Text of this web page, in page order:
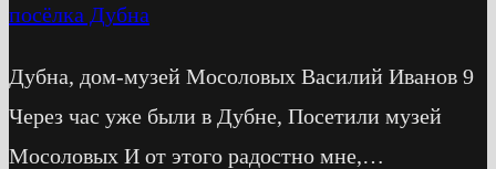
посёлка Дубна
Дубна, дом-музей Мосоловых Василий Иванов 9
Через час уже были в Дубне, Посетили музей
Мосоловых И от этого радостно мне,…